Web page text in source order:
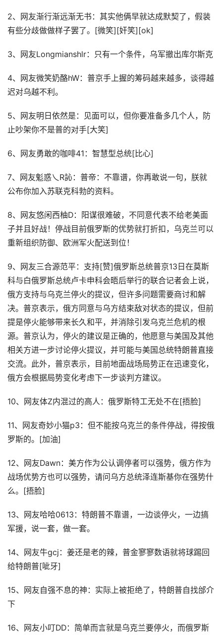
2、网友渐行渐远渐无书：其实他俩早就达成默契了，假装
有些分歧做做样子罢了。[微笑][奸笑][ok]
3、网友Longmianshlr：只有一个条件，乌军撤出库尔斯克
4、网友微笑奶酪hW：普京手上握的筹码越来越多，谈得越
迟对乌越不利。
5、网友明日依然是：见面可以，但你要准备多几个人，防
止吵架你不是普的对手[大笑]
6、网友勇敢的咖啡41：智慧型总统[比心]
7、网友鬽惑乀R訫：普帝：不靠谱，你再敢说一句，朕就
公布你加入苏联克科勃的资料。
8、网友悠闲西柚D：阳谋很难破，不同意代表不给老美面
子并且好战！停战目前俄罗斯的优势就打折扣，乌克兰可以
重新组织防御、欧洲军火配送到位！
9、网友三合源范平：支持[赞]俄罗斯总统普京13日在莫斯
科与白俄罗斯总统卢卡申科会晤后举行的联合记者会上说，
俄方支持与乌克兰停火的提议，但许多问题需要商讨和解
决。普京表示，俄方同意与乌方结束敌对状态的提议，但前
提是停火能够带来长久和平，并消除引发乌克兰危机的根
源。普京认为，停火的建议是正确的，他愿意与美国及其他
相关方进一步讨论停火提议，并可能与美国总统特朗普直接
交流。此外，普京表示，目前地面战场局势正在迅速变化，
俄方会根据局势变化考虑下一步谈判方建议。
10、网友体Z内混过的高人：俄罗斯特工无处不在[捂脸]
11、网友奇妙小猫p3：但不能按乌克兰的条件停战，得按俄
罗斯的。[加油]
12、网友Dawn：美方作为公认调停者可以强势，俄方作为
战场优势方也可以强势，请问乌方总统泽连斯基你在强势什
么。[捂脸]
13、网友哈哈0613：特朗普不靠谱，一边谈停火，一边搞
军援，说一套，做一套。
14、网友牛gcj：姜还是老的辣，普金寥寥数语就将球踢回
给特朗普[呲牙]
15、网友自强不息的神：实际上被拒绝了，特朗普自找邰介
下
16、网友小叮DD：简单而言就是乌克兰要停火，而俄罗斯